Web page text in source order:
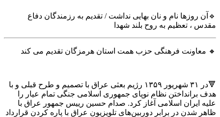
🔹آن روزها نام و نان بهایی نداشت / تقدیم به رزمندگان دفاع
مقدس ، تعظیم به روح بلند شهدا‌
🔸 معاونت فرهنگی حزب همت استان هرمزگان تقدیم می کند
🔻در ۳۱ شهریور ۱۳۵۹ رژیم بعثی عراق با تصمیم و طرح قبلی و با
هدف برانداختن نظام نوپای جمهوری اسلامی جنگی تمام عیار را
علیه ایران اسلامی آغاز کرد. صدام حسین رییس جمهور عراق با
ظاهر شدن در برابر دوربین‌های تلویزیون عراق با پاره کردن قرارداد